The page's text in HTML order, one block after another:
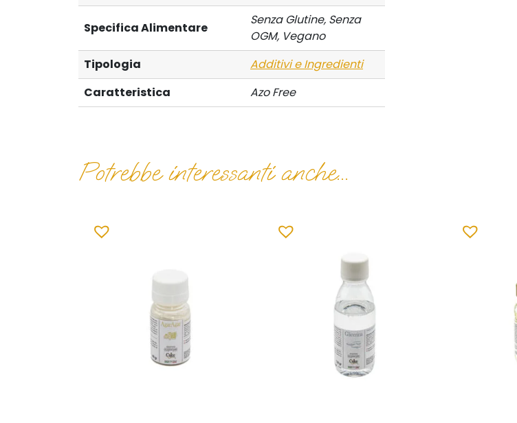
Specifica Alimentare
Senza Glutine, Senza
OGM, Vegano
Tipologia
Additivi e Ingredienti
Caratteristica
Azo Free
Potrebbe interessanti anche...